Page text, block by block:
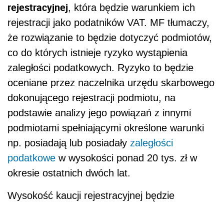
rejestracyjnej, która będzie warunkiem ich
rejestracji jako podatników VAT. MF tłumaczy,
że rozwiązanie to będzie dotyczyć podmiotów,
co do których istnieje ryzyko wystąpienia
zaległości podatkowych. Ryzyko to będzie
oceniane przez naczelnika urzędu skarbowego
dokonującego rejestracji podmiotu, na
podstawie analizy jego powiązań z innymi
podmiotami spełniającymi określone warunki
np. posiadają lub posiadały zaległości
podatkowe w wysokości ponad 20 tys. zł w
okresie ostatnich dwóch lat.
Wysokość kaucji rejestracyjnej będzie